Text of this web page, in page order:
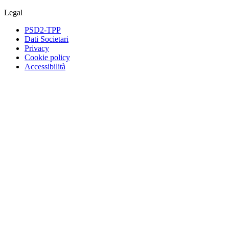
Legal
PSD2-TPP
Dati Societari
Privacy
Cookie policy
Accessibilità